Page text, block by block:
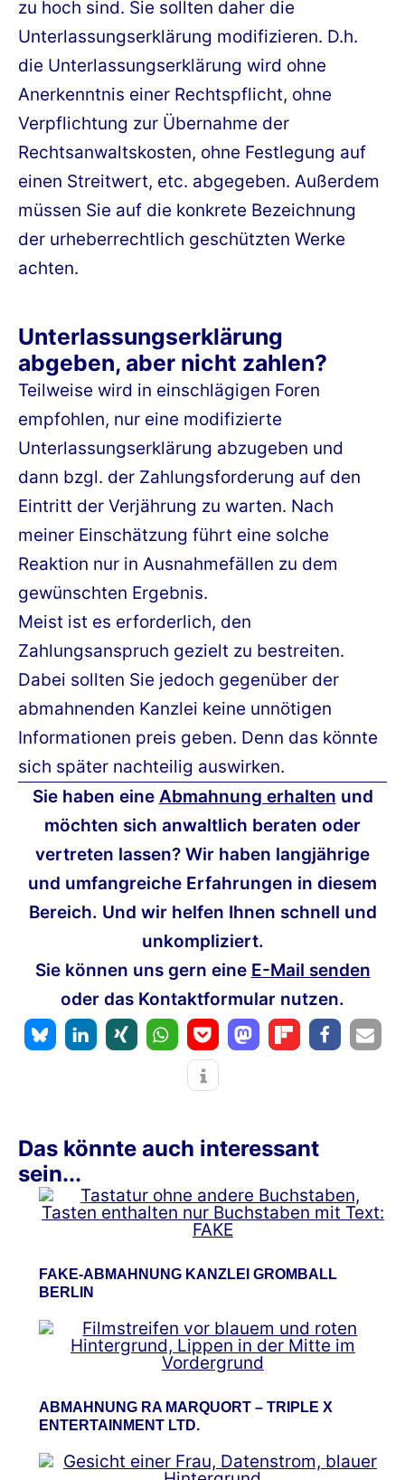
zu hoch sind. Sie sollten daher die
Unterlassungserklärung modifizieren. D.h.
die Unterlassungserklärung wird ohne
Anerkenntnis einer Rechtspflicht, ohne
Verpflichtung zur Übernahme der
Rechtsanwaltskosten, ohne Festlegung auf
einen Streitwert, etc. abgegeben. Außerdem
müssen Sie auf die konkrete Bezeichnung
der urheberrechtlich geschützten Werke
achten.
Unterlassungserklärung
abgeben, aber nicht zahlen?
Teilweise wird in einschlägigen Foren
empfohlen, nur eine modifizierte
Unterlassungserklärung abzugeben und
dann bzgl. der Zahlungsforderung auf den
Eintritt der Verjährung zu warten. Nach
meiner Einschätzung führt eine solche
Reaktion nur in Ausnahmefällen zu dem
gewünschten Ergebnis.
Meist ist es erforderlich, den
Zahlungsanspruch gezielt zu bestreiten.
Dabei sollten Sie jedoch gegenüber der
abmahnenden Kanzlei keine unnötigen
Informationen preis geben. Denn das könnte
sich später nachteilig auswirken.
Sie haben eine Abmahnung erhalten und
möchten sich anwaltlich beraten oder
vertreten lassen? Wir haben langjährige
und umfangreiche Erfahrungen in diesem
Bereich. Und wir helfen Ihnen schnell und
unkompliziert.
Sie können uns gern eine E-Mail senden
oder das Kontaktformular nutzen.
Das könnte auch interessant
sein...
FAKE-ABMAHNUNG KANZLEI GROMBALL
BERLIN
ABMAHNUNG RA MARQUORT – TRIPLE X
ENTERTAINMENT LTD.